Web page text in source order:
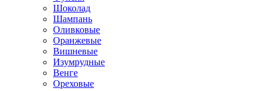
Шоколад
Шампань
Оливковые
Оранжевые
Вишневые
Изумрудные
Венге
Ореховые